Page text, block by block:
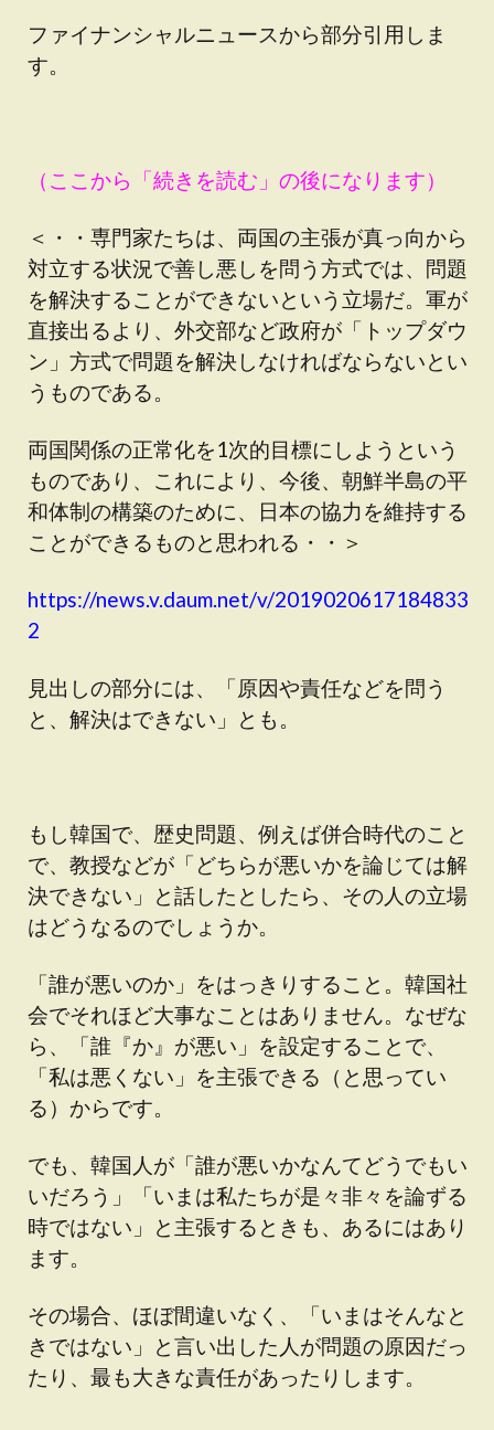
ファイナンシャルニュースから部分引用しま
す。
（ここから「続きを読む」の後になります）
＜・・専門家たちは、両国の主張が真っ向から
対立する状況で善し悪しを問う方式では、問題
を解決することができないという立場だ。軍が
直接出るより、外交部など政府が「トップダウ
ン」方式で問題を解決しなければならないとい
うものである。
両国関係の正常化を1次的目標にしようという
ものであり、これにより、今後、朝鮮半島の平
和体制の構築のために、日本の協力を維持する
ことができるものと思われる・・＞
https://news.v.daum.net/v/2019020617184833
2
見出しの部分には、「原因や責任などを問う
と、解決はできない」とも。
もし韓国で、歴史問題、例えば併合時代のこと
で、教授などが「どちらが悪いかを論じては解
決できない」と話したとしたら、その人の立場
はどうなるのでしょうか。
「誰が悪いのか」をはっきりすること。韓国社
会でそれほど大事なことはありません。なぜな
ら、「誰『か』が悪い」を設定することで、
「私は悪くない」を主張できる（と思ってい
る）からです。
でも、韓国人が「誰が悪いかなんてどうでもい
いだろう」「いまは私たちが是々非々を論ずる
時ではない」と主張するときも、あるにはあり
ます。
その場合、ほぼ間違いなく、「いまはそんなと
きではない」と言い出した人が問題の原因だっ
たり、最も大きな責任があったりします。